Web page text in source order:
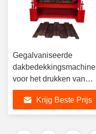
Gegalvaniseerde
dakbedekkingsmachine
voor het drukken van
stalen platen
Krijg Beste Prijs